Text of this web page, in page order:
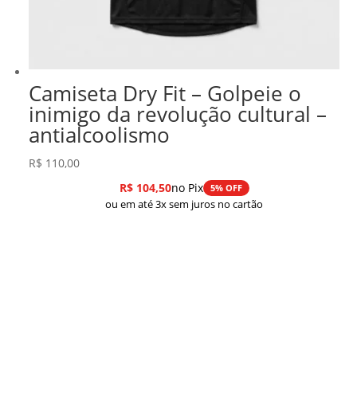
Camiseta Dry Fit – Golpeie o
inimigo da revolução cultural –
antialcoolismo
R$ 110,00
R$104,50no Pix 5% OFF
ou em até 3x sem juros no cartão